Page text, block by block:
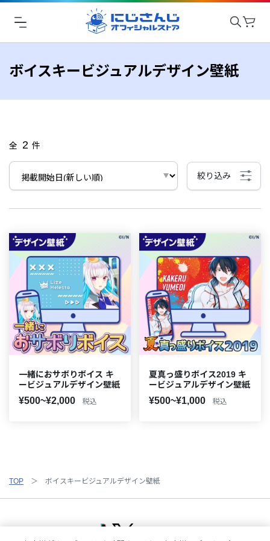
ボイスキービジュアルデザイン壁紙
全 2 件
絞り込み
一緒におサボりボイス キ
ービジュアルデザイン壁紙
¥500~¥2,000 税込
夏真っ盛りボイス2019 キ
ービジュアルデザイン壁紙
¥500~¥1,000 税込
TOP ボイスキービジュアルデザイン壁紙